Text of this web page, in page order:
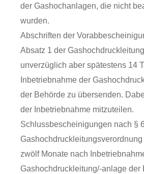
der Gashochanlagen, die nicht
wurden.
Abschriften der
Absatz 1 der
unverzüglich aber spätestens 14
Inbetriebnahme der
der Behörde zu übersenden.
der Inbetriebnahme mitzuteilen.
Schlussbescheinigungen nach §
zwölf Monate nach
Gashochdruckleitung/-anlage der